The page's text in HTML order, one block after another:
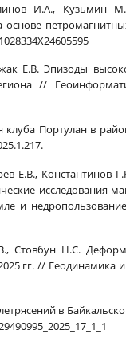
И.А., Кузьмин
Е.В. Эпизоды
//
клуба Портулан в
Е.В., Константинов
исследования
и
Стовбун Н.С.
гг. // Геодинамика и
в